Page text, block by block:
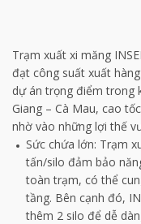
Trạm xuất xi măng
đạt công suất xuất
dự án trọng điểm trong
Giang – Cà Mau, cao
nhờ vào những lợi thế
Sức chứa lớn: Trạm
tấn/silo đảm bảo
toàn trạm, có thể
tầng. Bên cạnh đó,
thêm 2 silo để dễ